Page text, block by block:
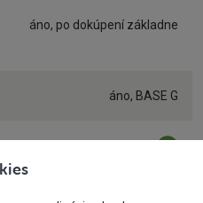
áno, po dokúpení základne
áno, BASE G